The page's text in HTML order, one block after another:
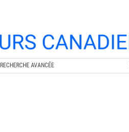
RECHERCHE AVANCÉE